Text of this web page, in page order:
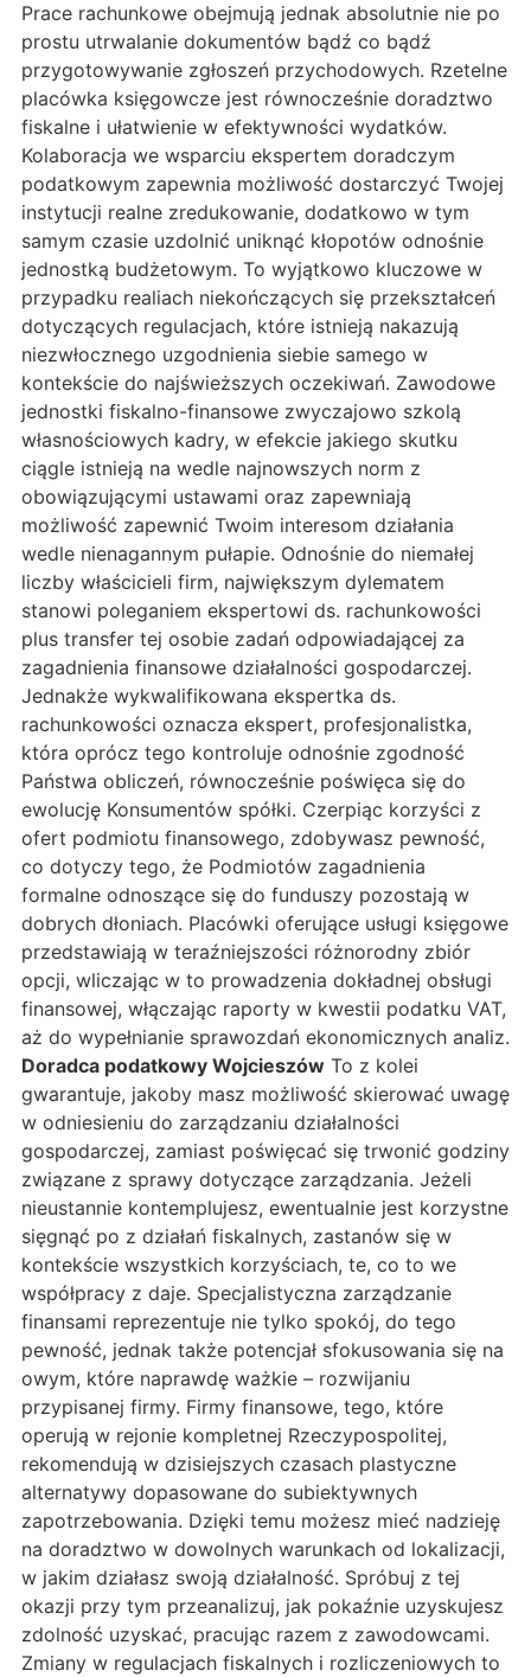
Prace rachunkowe obejmują jednak absolutnie nie po
prostu utrwalanie dokumentów bądź co bądź
przygotowywanie zgłoszeń przychodowych. Rzetelne
placówka księgowcze jest równocześnie doradztwo
fiskalne i ułatwienie w efektywności wydatków.
Kolaboracja we wsparciu ekspertem doradczym
podatkowym zapewnia możliwość dostarczyć Twojej
instytucji realne zredukowanie, dodatkowo w tym
samym czasie uzdolnić uniknąć kłopotów odnośnie
jednostką budżetowym. To wyjątkowo kluczowe w
przypadku realiach niekończących się przekształceń
dotyczących regulacjach, które istnieją nakazują
niezwłocznego uzgodnienia siebie samego w
kontekście do najświeższych oczekiwań. Zawodowe
jednostki fiskalno-finansowe zwyczajowo szkolą
własnościowych kadry, w efekcie jakiego skutku
ciągle istnieją na wedle najnowszych norm z
obowiązującymi ustawami oraz zapewniają
możliwość zapewnić Twoim interesom działania
wedle nienagannym pułapie. Odnośnie do niemałej
liczby właścicieli firm, największym dylematem
stanowi poleganiem ekspertowi ds. rachunkowości
plus transfer tej osobie zadań odpowiadającej za
zagadnienia finansowe działalności gospodarczej.
Jednakże wykwalifikowana ekspertka ds.
rachunkowości oznacza ekspert, profesjonalistka,
która oprócz tego kontroluje odnośnie zgodność
Państwa obliczeń, równocześnie poświęca się do
ewolucję Konsumentów spółki. Czerpiąc korzyści z
ofert podmiotu finansowego, zdobywasz pewność,
co dotyczy tego, że Podmiotów zagadnienia
formalne odnoszące się do funduszy pozostają w
dobrych dłoniach. Placówki oferujące usługi księgowe
przedstawiają w teraźniejszości różnorodny zbiór
opcji, wliczając w to prowadzenia dokładnej obsługi
finansowej, włączając raporty w kwestii podatku VAT,
aż do wypełnianie sprawozdań ekonomicznych analiz.
Doradca podatkowy Wojcieszów To z kolei
gwarantuje, jakoby masz możliwość skierować uwagę
w odniesieniu do zarządzaniu działalności
gospodarczej, zamiast poświęcać się trwonić godziny
związane z sprawy dotyczące zarządzania. Jeżeli
nieustannie kontemplujesz, ewentualnie jest korzystne
sięgnąć po z działań fiskalnych, zastanów się w
kontekście wszystkich korzyściach, te, co to we
współpracy z daje. Specjalistyczna zarządzanie
finansami reprezentuje nie tylko spokój, do tego
pewność, jednak także potencjał sfokusowania się na
owym, które naprawdę ważkie – rozwijaniu
przypisanej firmy. Firmy finansowe, tego, które
operują w rejonie kompletnej Rzeczypospolitej,
rekomendują w dzisiejszych czasach plastyczne
alternatywy dopasowane do subiektywnych
zapotrzebowania. Dzięki temu możesz mieć nadzieję
na doradztwo w dowolnych warunkach od lokalizacji,
w jakim działasz swoją działalność. Spróbuj z tej
okazji przy tym przeanalizuj, jak pokaźnie uzyskujesz
zdolność uzyskać, pracując razem z zawodowcami.
Zmiany w regulacjach fiskalnych i rozliczeniowych to